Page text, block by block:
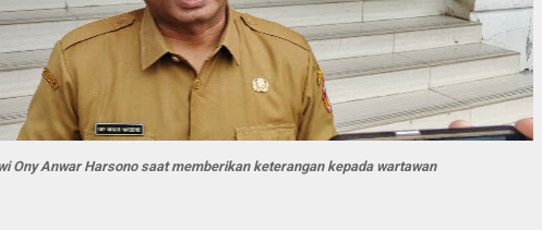
Ony Anwar Harsono saat memberikan keterangan kepada wartawan